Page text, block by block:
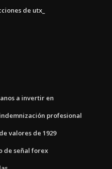
de utx_
a invertir en
profesional
valores de 1929
de señal forex